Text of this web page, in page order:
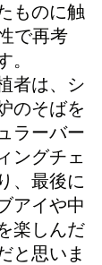
ものに触
で再考
。
者は、シ
のそばを
ラーバー
ングチェ
、最後に
アイや中
楽しんだ
と思いま